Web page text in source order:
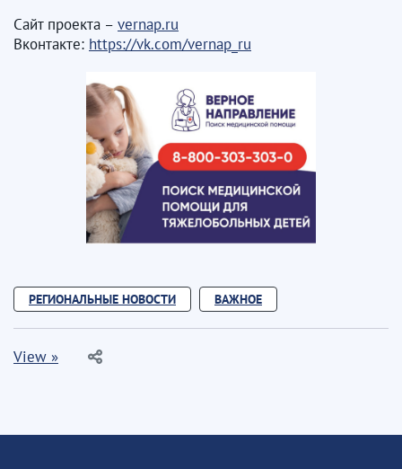
Сайт проекта – vernap.ru
Вконтакте: https://vk.com/vernap_ru
РЕГИОНАЛЬНЫЕ НОВОСТИ ВАЖНОЕ
View »